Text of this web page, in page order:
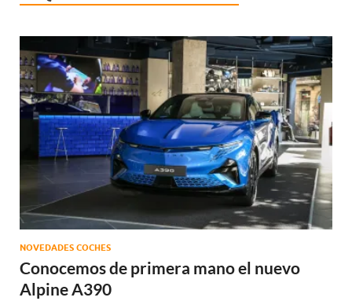
NOVEDADES COCHES
Conocemos de primera mano el nuevo
Alpine A390